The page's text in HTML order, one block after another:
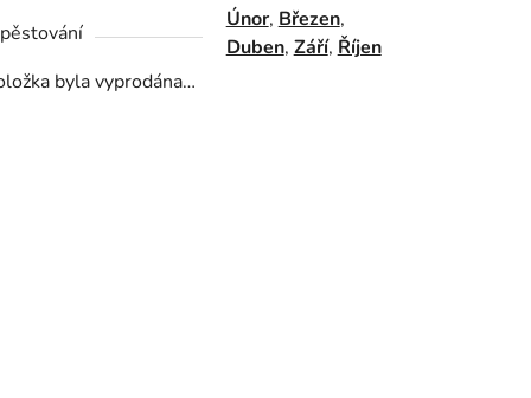
Únor, Březen,
Duben, Září, Říjen
byla vyprodána…